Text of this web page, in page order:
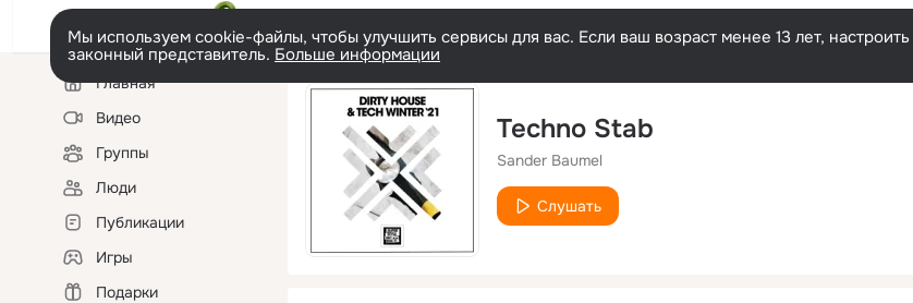
Мы используем cookie-файлы, чтобы улучшить сервисы для вас. Если ваш возраст менее 13 лет,
законный представитель. Больше информации
Левая
колонкаГлавная
Видео
Группы
Люди
Публикации
Игры
Подарки
Techno Stab
Sander Baumel
Слушать